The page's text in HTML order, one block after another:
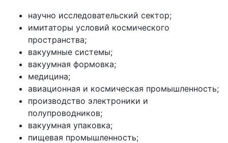
научно исследовательский сектор;
имитаторы условий космического
пространства;
вакуумные системы;
вакуумная формовка;
медицина;
авиационная и космическая промышленность;
производство электроники и
полупроводников;
вакуумная упаковка;
пищевая промышленность;